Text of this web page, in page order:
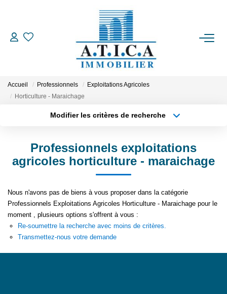
ACCUEIL
VENTES
LOCATIONS
ESTIMATION
L'AGENCE
CONTACT
EN
Accueil Professionnels
Exploitations Agricoles
Horticulture - Maraichage
Modifier les critères de recherche
Appartement
Type de bien
Surface min
Créer une alerte
Professionnels exploitations
agricoles horticulture - maraichage
Nous n'avons pas de biens à vous proposer dans la catégorie
Professionnels Exploitations Agricoles Horticulture - Maraichage pour le
moment , plusieurs options s'offrent à vous :
Re-soumettre la recherche avec moins de critères.
Transmettez-nous votre demande